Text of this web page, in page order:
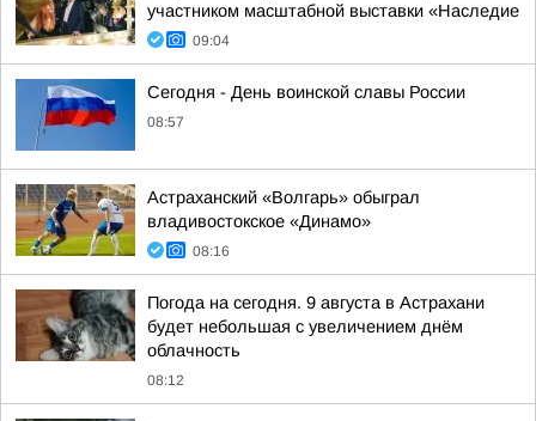
участником масштабной выставки «Наследие
09:04
Сегодня - День воинской славы России
08:57
Астраханский «Волгарь» обыграл
владивостокское «Динамо»
08:16
Погода на сегодня. 9 августа в Астрахани
будет небольшая с увеличением днём
облачность
08:12